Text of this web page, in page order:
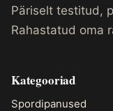
Päriselt testitud,
Rahastatud oma
Kategooriad
Spordipanused